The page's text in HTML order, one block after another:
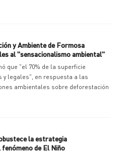
y Ambiente de Formosa
al "sensacionalismo ambiental"
que "el 70% de la superficie
y legales", en respuesta a las
ambientales sobre deforestación
la estrategia
de El Niño